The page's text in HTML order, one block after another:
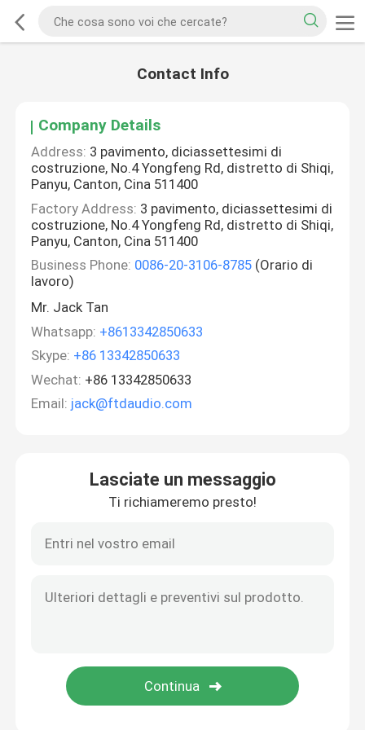
Contact Info
Company Details
Address: 3 pavimento, diciassettesimi di
costruzione, No.4 Yongfeng Rd, distretto di Shiqi,
Panyu, Canton, Cina 511400
Factory Address: 3 pavimento, diciassettesimi di
costruzione, No.4 Yongfeng Rd, distretto di Shiqi,
Panyu, Canton, Cina 511400
Business Phone: 0086-20-3106-8785 (Orario di
lavoro)
Mr. Jack Tan
Whatsapp: +8613342850633
Skype: +86 13342850633
Wechat: +86 13342850633
Email: jack@ftdaudio.com
Lasciate un messaggio
Ti richiameremo presto!